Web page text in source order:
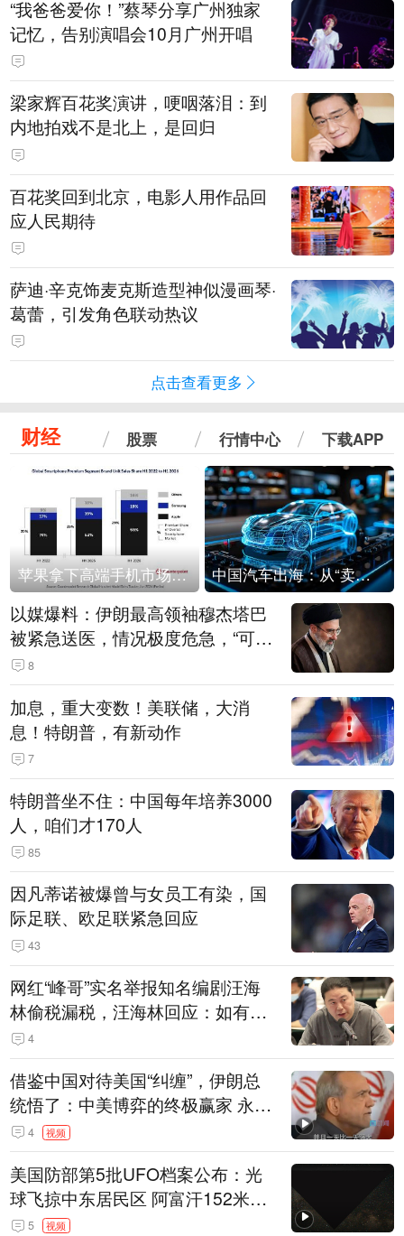
“我爸爸爱你！”蔡琴分享广州独家
记忆，告别演唱会10月广州开唱
梁家辉百花奖演讲，哽咽落泪：到
内地拍戏不是北上，是回归
百花奖回到北京，电影人用作品回
应人民期待
萨迪·辛克饰麦克斯造型神似漫画琴·
葛蕾，引发角色联动热议
点击查看更多
财经 股票 行情中心 下载APP
苹果拿下高端手机市场65%的份额：iPhone 17系列功不可没 中国汽车出海：从“卖出去”到“走进去”
以媒爆料：伊朗最高领袖穆杰塔巴
被紧急送医，情况极度危急，“可能
随时会死去”
8
加息，重大变数！美联储，大消
息！特朗普，有新动作
7
特朗普坐不住：中国每年培养3000
人，咱们才170人
85
因凡蒂诺被爆曾与女员工有染，国
际足联、欧足联紧急回应
43
网红“峰哥”实名举报知名编剧汪海
林偷税漏税，汪海林回应：如有违
法行为，相关机构自会进行评判和
处理
4
借鉴中国对待美国“纠缠”，伊朗总
统悟了：中美博弈的终极赢家 永远
是埋头发展的那一国 伊朗要学中
国“做好自己的事”
4 视频
美国防部第5批UFO档案公布：光
球飞掠中东居民区 阿富汗152米三
角形遮蔽星光
5 视频